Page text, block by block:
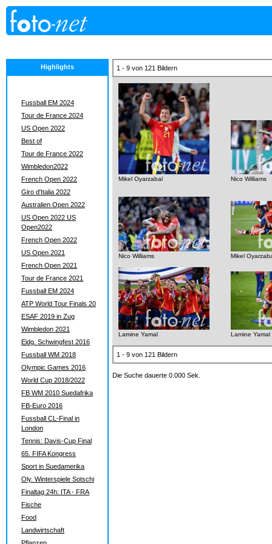
Highlights
Fussball EM 2024
Tour de France 2024
US Open 2022
Best of
Tour de France 2022
Wimbledon2022
French Open 2022
Giro d'Italia 2022
Australien Open 2022
US Open 2022 US
Open2022
French Open 2022
US Open 2021
French Open 2021
Tour de France 2021
Fussball EM 2024
ATP World Tour Finals 20
ESAF 2019 in Zug
Wimbledon 2021
Eidg. Schwingfest 2016
Fussball WM 2018
Olympic Games 2016
World Cup 2018/2022
FB WM 2010 Suedafrika
FB-Euro 2016
Fussball CL-Final in
London
Tennis: Davis-Cup Final
65. FIFA Kongress
Sport in Suedamerika
Oly. Winterspiele Sotschi
Finaltag 24h: ITA - FRA
Fische
Food
Landwirtschaft
1 - 9 von 121 Bildern
Mikel Oyarzabal Nico Williams
Nico Williams Mikel
Lamine Yamal Lamine Yamal
1 - 9 von 121 Bildern
Die Suche dauerte 0.000 Sek.